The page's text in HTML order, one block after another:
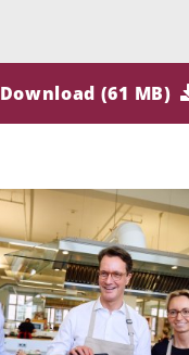
Download (61 MB)